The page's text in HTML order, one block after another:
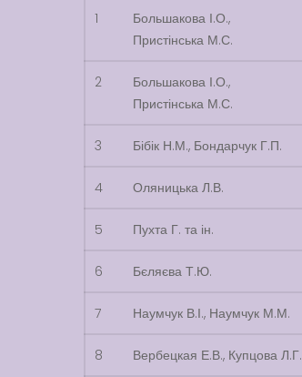
1
Большакова І.О.,
Пристінська М.С.
2
Большакова І.О.,
Пристінська М.С.
3 Бібік Н.М., Бондарчук Г.П.
4 Оляницька Л.В.
5 Пухта Г. та ін.
6 Бєляєва Т.Ю.
7 Наумчук В.І., Наумчук М.М.
8 Вербецкая Е.В., Купцова Л.Г.